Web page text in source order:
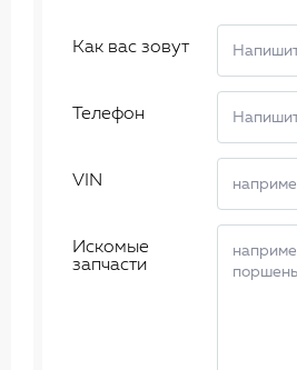
Как вас зовут
Телефон
VIN
Искомые
запчасти